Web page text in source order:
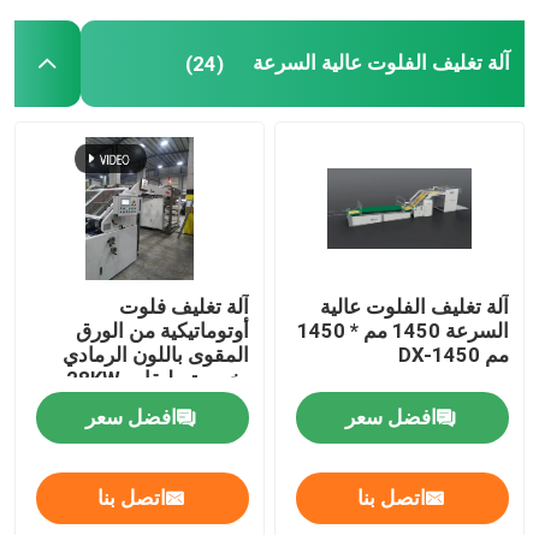
اطلب اقتباس
آلة تغليف الفلوت
آلة تغليف الفلوت عالية السرعة
آلة تغليف الكرتون
آلة تغليف الفلوت الأوتوماتيكية
آلة تغليف الفلوت ذات 5 طبقات
آلة جلور المجلد
آلة تغليف الفلوت عالية السرعة (24)
آلة تغليف الفلوت عالية
السرعة 1450 مم * 1450
مم DX-1450
افضل سعر
اتصل بنا
آلة تغليف فلوت
أوتوماتيكية من الورق
المقوى باللون الرمادي
بخمسة طبقات 28KW
DX-1650XL
افضل سعر
اتصل بنا